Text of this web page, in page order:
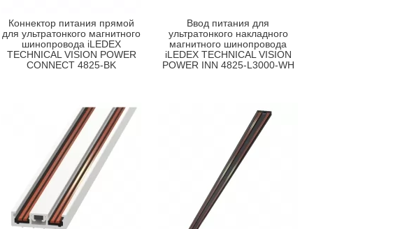
Коннектор питания прямой
для ультратонкого магнитного
шинопровода iLEDEX
TECHNICAL VISION POWER
CONNECT 4825-BK
Ввод питания для
ультратонкого накладного
магнитного шинопровода
iLEDEX TECHNICAL VISION
POWER INN 4825-L3000-WH